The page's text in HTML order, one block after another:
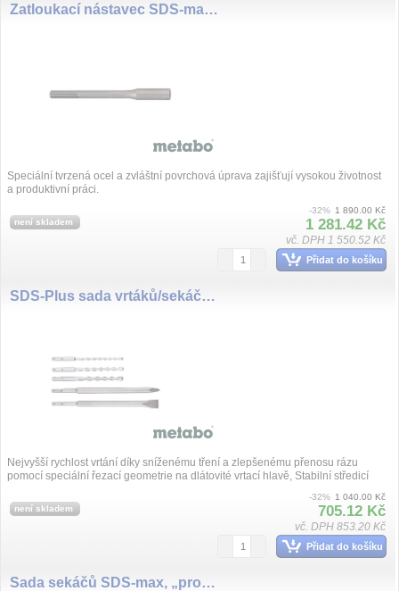
Zatloukací nástavec SDS-max 260 x 16,5 mm
Speciální tvrzená ocel a zvláštní povrchová úprava zajišťují vysokou životnost
a produktivní práci.
není skladem
-32% 1 890.00 Kč
1 281.42 Kč
vč. DPH 1 550.52 Kč
Přidat do košíku
SDS-Plus sada vrtáků/sekáčů 5dílná
Nejvyšší rychlost vrtání díky sníženému tření a zlepšenému přenosu rázu
pomocí speciální řezací geometrie na dlátovité vrtací hlavě, Stabilní středicí
není skladem
-32% 1 040.00 Kč
705.12 Kč
vč. DPH 853.20 Kč
Přidat do košíku
Sada sekáčů SDS-max, „professional“, 5 dílná